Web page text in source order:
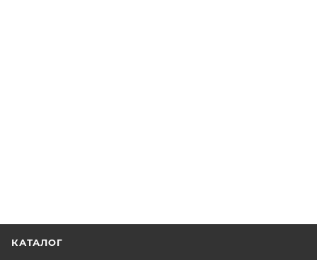
КАТАЛОГ